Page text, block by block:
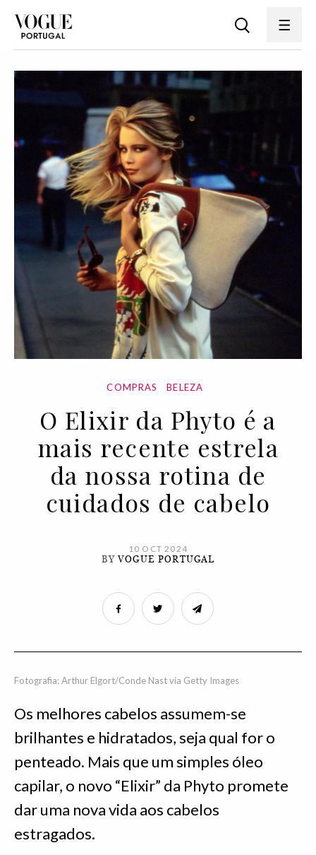
COMPRAS BELEZA
O Elixir da Phyto é a
mais recente estrela
da nossa rotina de
cuidados de cabelo
10 OCT 2024
BYVOGUE PORTUGAL
Fotografia: Arthur Elgort/Conde Nast via Getty Images
Os melhores cabelos assumem-se
brilhantes e hidratados, seja qual for o
penteado. Mais que um simples óleo
capilar, o novo “Elixir” da Phyto promete
dar uma nova vida aos cabelos
estragados.